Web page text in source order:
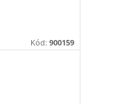
Kód: 900159